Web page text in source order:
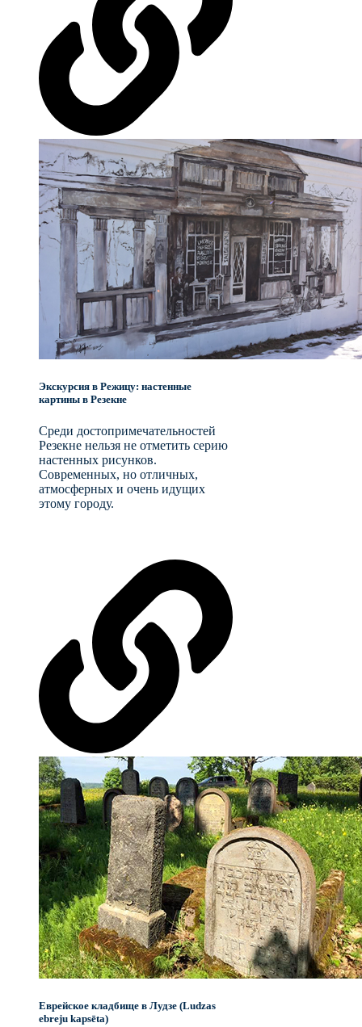
Экскурсия в Режицу: настенные
картины в Резекне
Среди достопримечательностей
Резекне нельзя не отметить серию
настенных рисунков.
Современных, но отличных,
атмосферных и очень идущих
этому городу.
Еврейское кладбище в Лудзе (Ludzas
ebreju kapsēta)